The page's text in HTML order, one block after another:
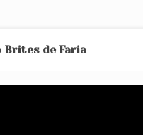
52 – Mário Brites de Faria
Brites de Faria